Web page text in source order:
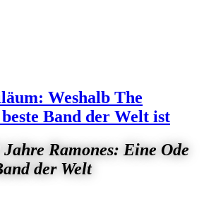
Weshalb The
Band der Welt ist
Ramones: Eine Ode
der Welt